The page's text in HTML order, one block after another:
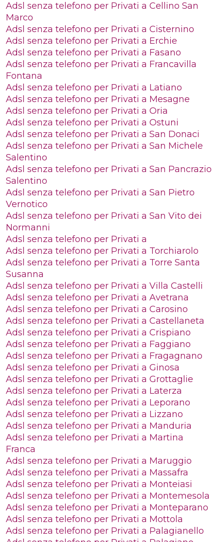
Adsl senza telefono per Privati a Cellino San
Marco
Adsl senza telefono per Privati a Cisternino
Adsl senza telefono per Privati a Erchie
Adsl senza telefono per Privati a Fasano
Adsl senza telefono per Privati a Francavilla
Fontana
Adsl senza telefono per Privati a Latiano
Adsl senza telefono per Privati a Mesagne
Adsl senza telefono per Privati a Oria
Adsl senza telefono per Privati a Ostuni
Adsl senza telefono per Privati a San Donaci
Adsl senza telefono per Privati a San Michele
Salentino
Adsl senza telefono per Privati a San Pancrazio
Salentino
Adsl senza telefono per Privati a San Pietro
Vernotico
Adsl senza telefono per Privati a San Vito dei
Normanni
Adsl senza telefono per Privati a
Adsl senza telefono per Privati a Torchiarolo
Adsl senza telefono per Privati a Torre Santa
Susanna
Adsl senza telefono per Privati a Villa Castelli
Adsl senza telefono per Privati a Avetrana
Adsl senza telefono per Privati a Carosino
Adsl senza telefono per Privati a Castellaneta
Adsl senza telefono per Privati a Crispiano
Adsl senza telefono per Privati a Faggiano
Adsl senza telefono per Privati a Fragagnano
Adsl senza telefono per Privati a Ginosa
Adsl senza telefono per Privati a Grottaglie
Adsl senza telefono per Privati a Laterza
Adsl senza telefono per Privati a Leporano
Adsl senza telefono per Privati a Lizzano
Adsl senza telefono per Privati a Manduria
Adsl senza telefono per Privati a Martina
Franca
Adsl senza telefono per Privati a Maruggio
Adsl senza telefono per Privati a Massafra
Adsl senza telefono per Privati a Monteiasi
Adsl senza telefono per Privati a Montemesola
Adsl senza telefono per Privati a Monteparano
Adsl senza telefono per Privati a Mottola
Adsl senza telefono per Privati a Palagianello